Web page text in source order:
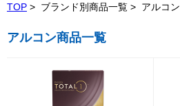
TOP > ブランド別商品一覧 > アルコン
アルコン商品一覧